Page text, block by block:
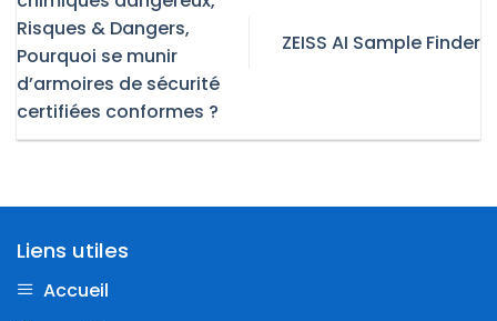
Risques & Dangers,
Pourquoi se munir
d’armoires de sécurité
certifiées conformes ?
ZEISS AI Sample Finder​
Liens utiles
Accueil